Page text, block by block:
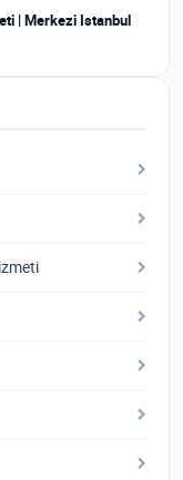
| Merkezi Istanbul